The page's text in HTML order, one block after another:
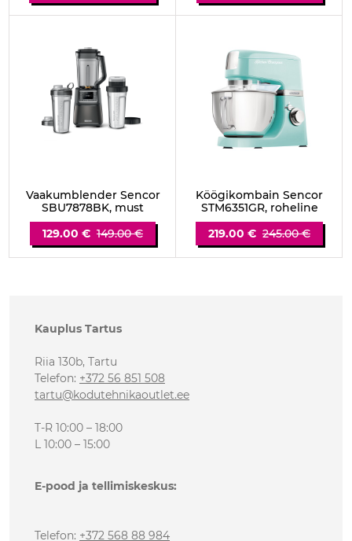
Vaakumblender Sencor
SBU7878BK, must
129.00 € 149.00 €
Köögikombain Sencor
STM6351GR, roheline
219.00 € 245.00 €
Kauplus Tartus
Riia 130b, Tartu
Telefon: +372 56 851 508
tartu@kodutehnikaoutlet.ee
T-R 10:00 – 18:00
L 10:00 – 15:00
E-pood ja tellimiskeskus:
Telefon: +372 568 88 984